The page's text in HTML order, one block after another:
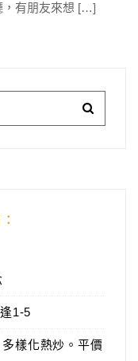
，有朋友來想 […]
1-5
多樣化熱炒。平價